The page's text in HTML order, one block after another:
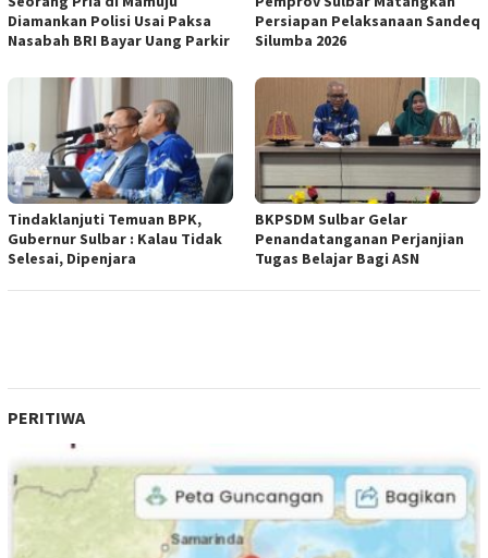
Diamankan Polisi Usai Paksa
Nasabah BRI Bayar Uang Parkir
Persiapan Pelaksanaan Sandeq
Silumba 2026
Tindaklanjuti Temuan BPK,
Gubernur Sulbar : Kalau Tidak
Selesai, Dipenjara
BKPSDM Sulbar Gelar
Penandatanganan Perjanjian
Tugas Belajar Bagi ASN
PERITIWA